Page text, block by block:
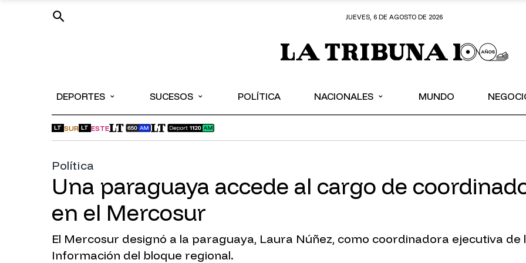
JUEVES, 6 DE AGOSTO DE 2026
DEPORTES ⌄ SUCESOS ⌄ POLÍTICA NACIONALES ⌄ MUNDO
LT SUR LT ESTE
Política
Una paraguaya accede al cargo de
en el Mercosur
El Mercosur designó a la paraguaya, Laura Núñez, como coordinadora ejecutiva de
Información del bloque regional.